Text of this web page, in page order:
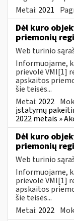
Metai: 2021
Dėl kuro
priemonių
Web turinio
Informuojame,
prievolė VMI[1]
apskaitos
šie teisės...
Metai: 2022
įstatymų
2022 metais »
Dėl kuro
priemonių
Web turinio
Informuojame,
prievolė VMI[1]
apskaitos
šie teisės...
Metai: 2022